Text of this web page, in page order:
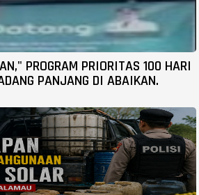
PROGRAM PRIORITAS 100 HARI
PANJANG DI ABAIKAN.